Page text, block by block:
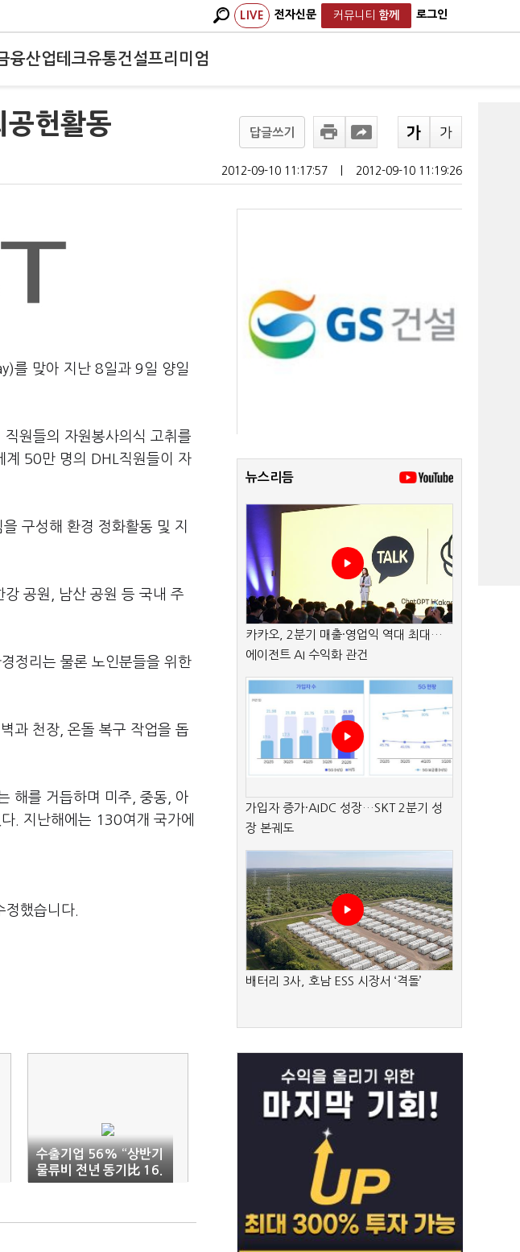
LIVE 전자신문 커뮤니티 함께 로그인
융산업테크유통건설프리미엄
공헌활동 답글쓰기
2012-09-10 11:17:57 2012-09-10 11:19:26
를 맞아 지난 8일과 9일 양일
원들의 자원봉사의식 고취를
계 50만 명의 DHL직원들이 자
구성해 환경 정화활동 및 지
공원, 남산 공원 등 국내 주
정리는 물론 노인분들을 위한
과 천장, 온돌 복구 작업을 돕
해를 거듭하며 미주, 중동, 아
. 지난해에는 130여개 국가에
했습니다.
수출기업 56% “상반기
물류비 전년 동기比 16.
3%↑”
뉴스리듬
카카오, 2분기 매출·영업익 역대 최대…
에이전트 AI 수익화 관건
가입자 증가·AIDC 성장…SKT 2분기 성
장 본궤도
배터리 3사, 호남 ESS 시장서 ‘격돌’